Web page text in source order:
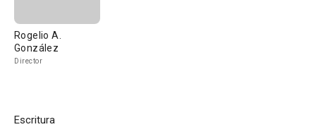
Rogelio A.
González
Director
Escritura